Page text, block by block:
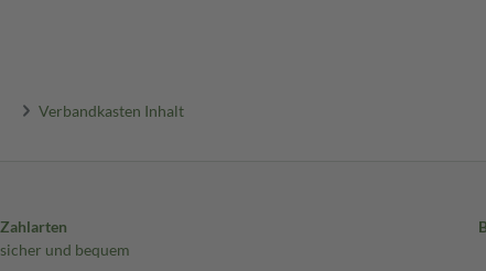
Verbandkasten Inhalt
Zahlarten
sicher und bequem